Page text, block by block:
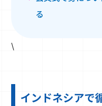
る
\
インドネシアで